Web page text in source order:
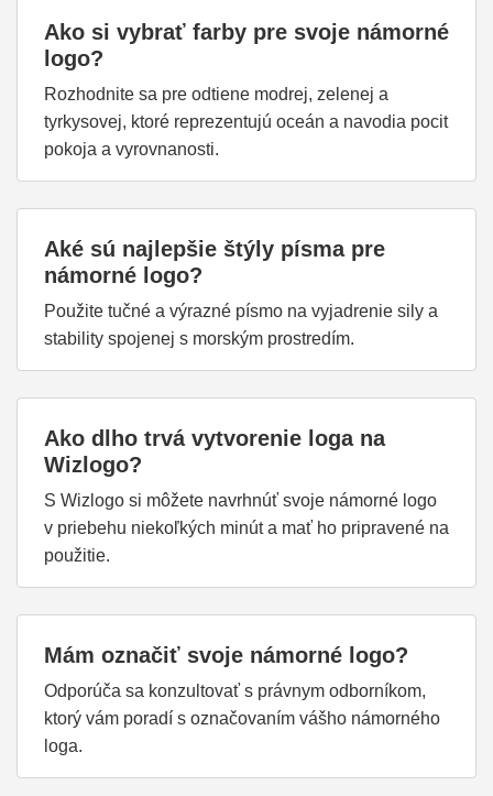
Ako si vybrať farby pre svoje námorné
logo?
Rozhodnite sa pre odtiene modrej, zelenej a
tyrkysovej, ktoré reprezentujú oceán a navodia pocit
pokoja a vyrovnanosti.
Aké sú najlepšie štýly písma pre
námorné logo?
Použite tučné a výrazné písmo na vyjadrenie sily a
stability spojenej s morským prostredím.
Ako dlho trvá vytvorenie loga na
Wizlogo?
S Wizlogo si môžete navrhnúť svoje námorné logo
v priebehu niekoľkých minút a mať ho pripravené na
použitie.
Mám označiť svoje námorné logo?
Odporúča sa konzultovať s právnym odborníkom,
ktorý vám poradí s označovaním vášho námorného
loga.